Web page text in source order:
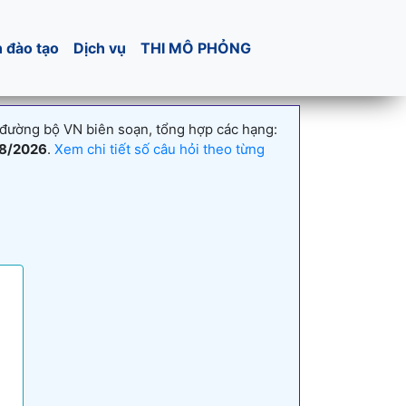
đào tạo Dịch vụ THI MÔ PHỎNG
bộ VN biên soạn, tổng hợp các hạng:
2026. Xem chi tiết số câu hỏi theo từng